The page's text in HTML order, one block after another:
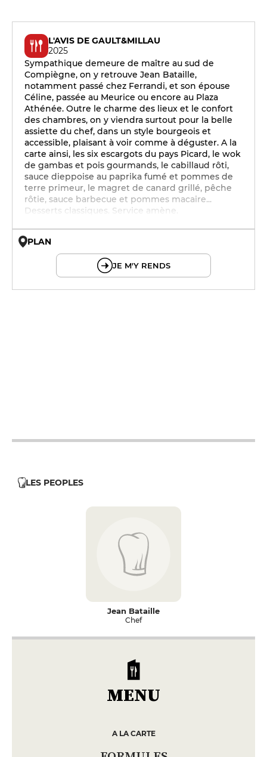
L'AVIS DE GAULT&MILLAU
2025
Sympathique demeure de maître au sud de
Compiègne, on y retrouve Jean Bataille,
notamment passé chez Ferrandi, et son épouse
Céline, passée au Meurice ou encore au Plaza
Athénée. Outre le charme des lieux et le confort
des chambres, on y viendra surtout pour la belle
assiette du chef, dans un style bourgeois et
accessible, plaisant à voir comme à déguster. A la
carte ainsi, les six escargots du pays Picard, le wok
de gambas et pois gourmands, le cabillaud rôti,
sauce dieppoise au paprika fumé et pommes de
terre primeur, le magret de canard grillé, pêche
rôtie, sauce barbecue et pommes macaire...
Desserts classiques. Service amène.
PLAN
JE M'Y RENDS
LES PEOPLES
Jean Bataille
Chef
MENU
A LA CARTE